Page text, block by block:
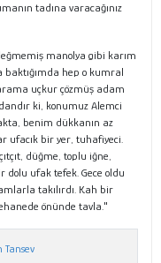
tadına varacağınız
manolya gibi karım
baktığımda hep o kumral
uçkur çözmüş adam
ki, konumuz Alemci
benim dükkanın az
ufacık bir yer, tuhafiyeci.
düğme, toplu iğne,
ufak tefek. Gece oldu
takılırdı. Kah bir
önünde tavla."
Tansev